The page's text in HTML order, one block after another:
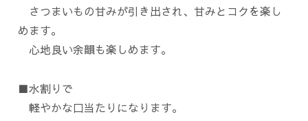
さつまいもの甘みが引き出され、甘みとコクを楽し
めます。
心地良い余韻も楽しめます。
■水割りで
軽やかな口当たりになります。